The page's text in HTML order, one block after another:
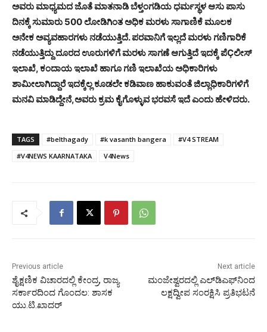
ಅವರು ಮಾಧ್ಯಮದ ಜೊತೆ ಮಾತನಾಡಿ ಬೆಳ್ತಂಗಡಿಯ ಧರ್ಮಸ್ಥಳ ಆಸು ಪಾಸು
ದಿನಕ್ಕೆ ಸುಮಾರು 500 ಲೋಡಿಗಿಂತ ಅಧಿಕ ಮರಳು ಸಾಗಾಣಿಕೆ ಮೂಲಕ
ಅನೇಕ ಅವ್ಯವಹಾರಗಳು ನಡೆಯುತ್ತಿದೆ. ಪರವಾನಿಗೆ ಇಲ್ಲದೆ ಮರಳು ಗಣಿಗಾರಿಕೆ
ನಡೆಯುತ್ತಿದ್ದು ದೂರದ ಊರುಗಳಿಗೆ ಮರಳು ಸಾಗಣೆ ಆಗುತ್ತಿದೆ ಇದಕ್ಕೆ ಪೆÇಲೀಸ್
ಇಲಾಖೆ, ಕಂದಾಯ ಇಲಾಖೆ ಹಾಗೂ ಗಣಿ ಇಲಾಖೆಯ ಅಧಿಕಾರಿಗಳು
ಶಾಮೀಲಾಗಿದ್ದಾರೆ ಇದಕ್ಕೆಲ್ಲ ಕೂಡಲೇ ಕಡಿವಾಣ ಹಾಕುವಂತೆ ಜಿಲ್ಲಾಧಿಕಾರಿಗಳಿಗೆ
ಮನವಿ ಮಾಡಿದ್ದೇನೆ,ಅವರು ಕ್ರಮ ಕೈಗೊಳ್ಳುವ ಭರವಸೆ ಇದೆ ಎಂದು ಹೇಳಿದರು.
TAGS #belthagady #k vasanth bangera
#V4 STREAM
#V4NEWS KAARNATAKA
V4News
Previous article
ಶೈಕ್ಷಣಿಕ ವಿಚಾರದಲ್ಲಿ ಕೇಂದ್ರ, ರಾಜ್ಯ
ಸರ್ಕಾರದಿಂದ ಗೊಂದಲ: ಶಾಸಕ
ಯು.ಟಿ.ಖಾದರ್
Next article
ಮಂಜೇಶ್ವರದಲ್ಲಿ ಎಲ್‍ಡಿಎಫ್‍ನಿಂದ
ಲಕ್ಷದ್ವೀಪ ಸಂರಕ್ಷಿಸಿ ಪ್ರತಿಭಟನೆ